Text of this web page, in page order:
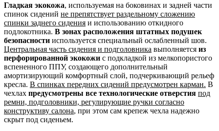
Гладкая экокожа, используемая на боковинах и задней части
спинок сидений не препятствует раздельному сложению
спинки заднего сидения и использованию откидного
подлокотника. В зонах расположения штатных подушек
безопасности используется специальный ослабленный шов.
Центральная часть сидения и подголовника выполняется из
перфорированной экокожи с подкладкой из мелкопористого
вспененного ППУ, создающего дополнительный
амортизирующий комфортный слой, подчеркивающий рельеф
кресла. В спинках передних сидений предусмотрен карман. В
чехлах предусмотрены все технологические отверстия под
ремни, подголовники, регулирующие ручки согласно
конструктиву салона, при этом сам крепеж чехла надежно
скрыт под сиденьем.